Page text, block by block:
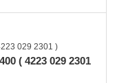
( 4223 029 2301